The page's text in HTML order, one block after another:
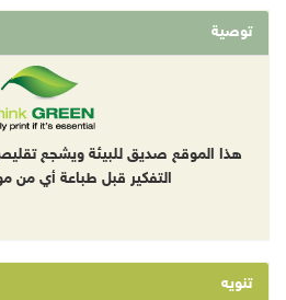
توصية
هذا الموقع صديق للبيئة ويشجع تقليص
التفكير قبل طباعة أي من
تنويه